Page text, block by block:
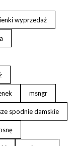
wyprzedaż
msngr
spodnie damskie